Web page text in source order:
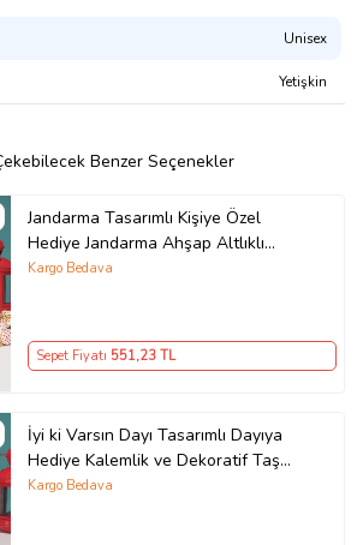
Unisex
Yetişkin
Benzer Seçenekler
Jandarma Tasarımlı Kişiye Özel
Hediye Jandarma Ahşap Altlıklı
Fincan ve Dekoratif Taş Baskı
Kargo Bedava
Sepet Fiyatı 551,23 TL
İyi ki Varsın Dayı Tasarımlı Dayıya
Hediye Kalemlik ve Dekoratif Taş
Baskı Hediye Seti
Kargo Bedava